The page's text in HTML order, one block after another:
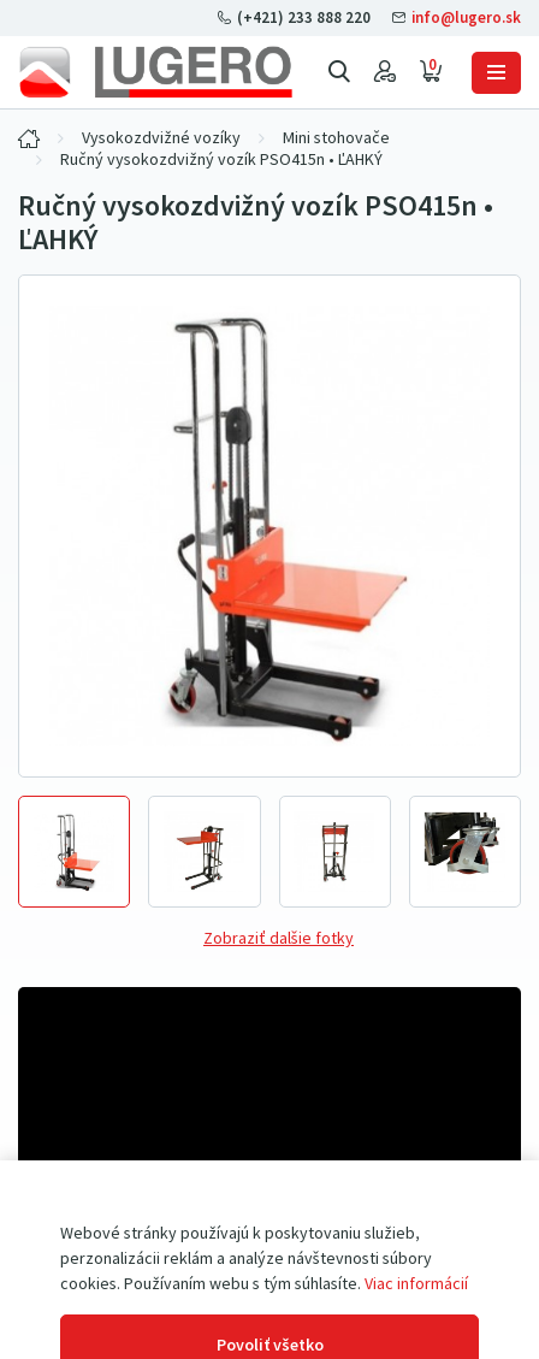
Webové stránky používajú k poskytovaniu služieb,
perzonalizácii reklám a analýze návštevnosti súbory
cookies. Používaním webu s tým súhlasíte. Viac informácií
Povoliť všetko
0
(+421) 233 888 220 info@lugero.sk
Vysokozdvižné vozíky
Mini stohovače
Ručný vysokozdvižný vozík PSO415n • ĽAHKÝ
Ručný vysokozdvižný vozík PSO415n •
ĽAHKÝ
Cena bez DPH 460 00